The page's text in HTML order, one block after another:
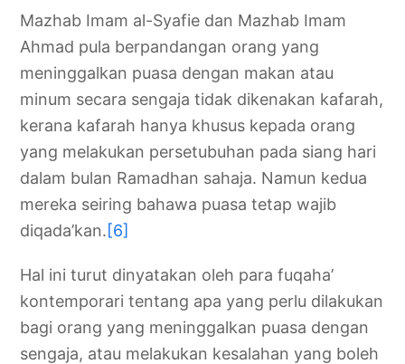
Mazhab Imam al-Syafie dan Mazhab Imam
Ahmad pula berpandangan orang yang
meninggalkan puasa dengan makan atau
minum secara sengaja tidak dikenakan kafarah,
kerana kafarah hanya khusus kepada orang
yang melakukan persetubuhan pada siang hari
dalam bulan Ramadhan sahaja. Namun kedua
mereka seiring bahawa puasa tetap wajib
diqada’kan.[6]
Hal ini turut dinyatakan oleh para fuqaha’
kontemporari tentang apa yang perlu dilakukan
bagi orang yang meninggalkan puasa dengan
sengaja, atau melakukan kesalahan yang boleh